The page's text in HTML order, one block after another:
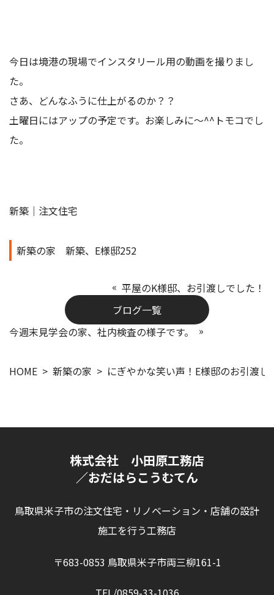
今日は境港の現場でインスタリール用の動画を撮りまし
た。
さあ、どんなふうに仕上がるのか？？
土曜日にはアップの予定です。お楽しみに～^^トモコでし
た。
新築｜注文住宅
新築の家 新築、E様邸252
平屋のK様邸、お引渡しでした！
ブログ一覧
今週末見学会の家、社内検査の様子です。
HOME 新築の家 にぎやかな笑い声！E様邸のお引渡し
株式会社 小田原工務店
／おだはらこうむてん
鳥取県米子市の注文住宅・リノベーション・店舗の設計
施工を行う工務店
〒683-0853 鳥取県米子市両三柳161-1